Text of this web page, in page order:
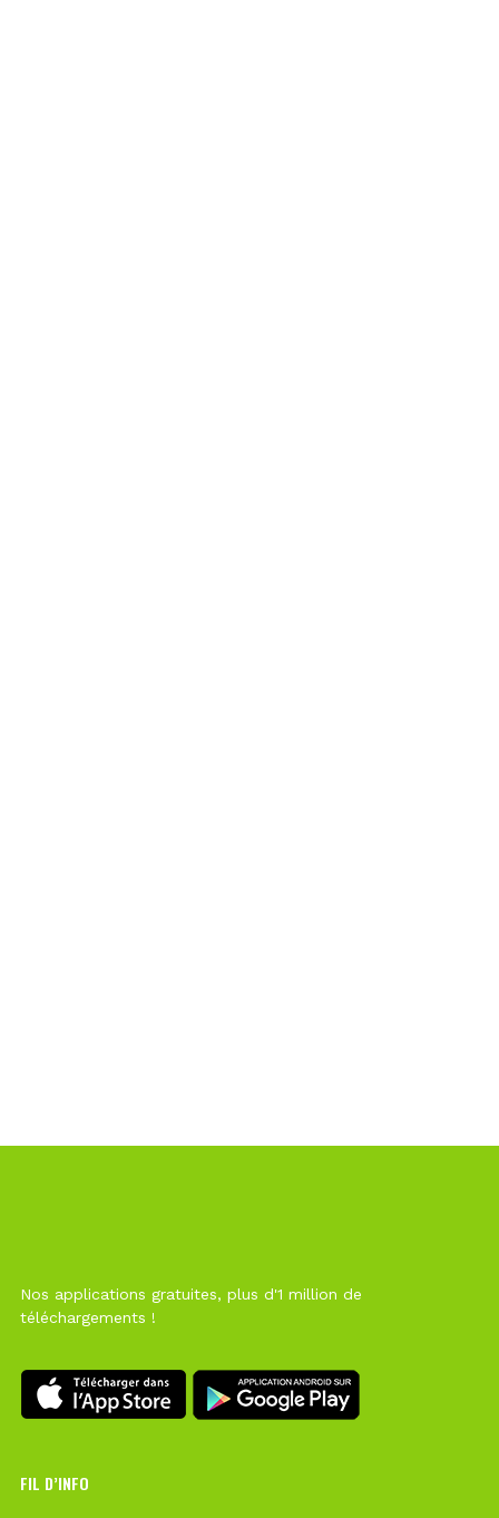
Nos applications gratuites, plus d'1 million de
téléchargements !
FIL D’INFO